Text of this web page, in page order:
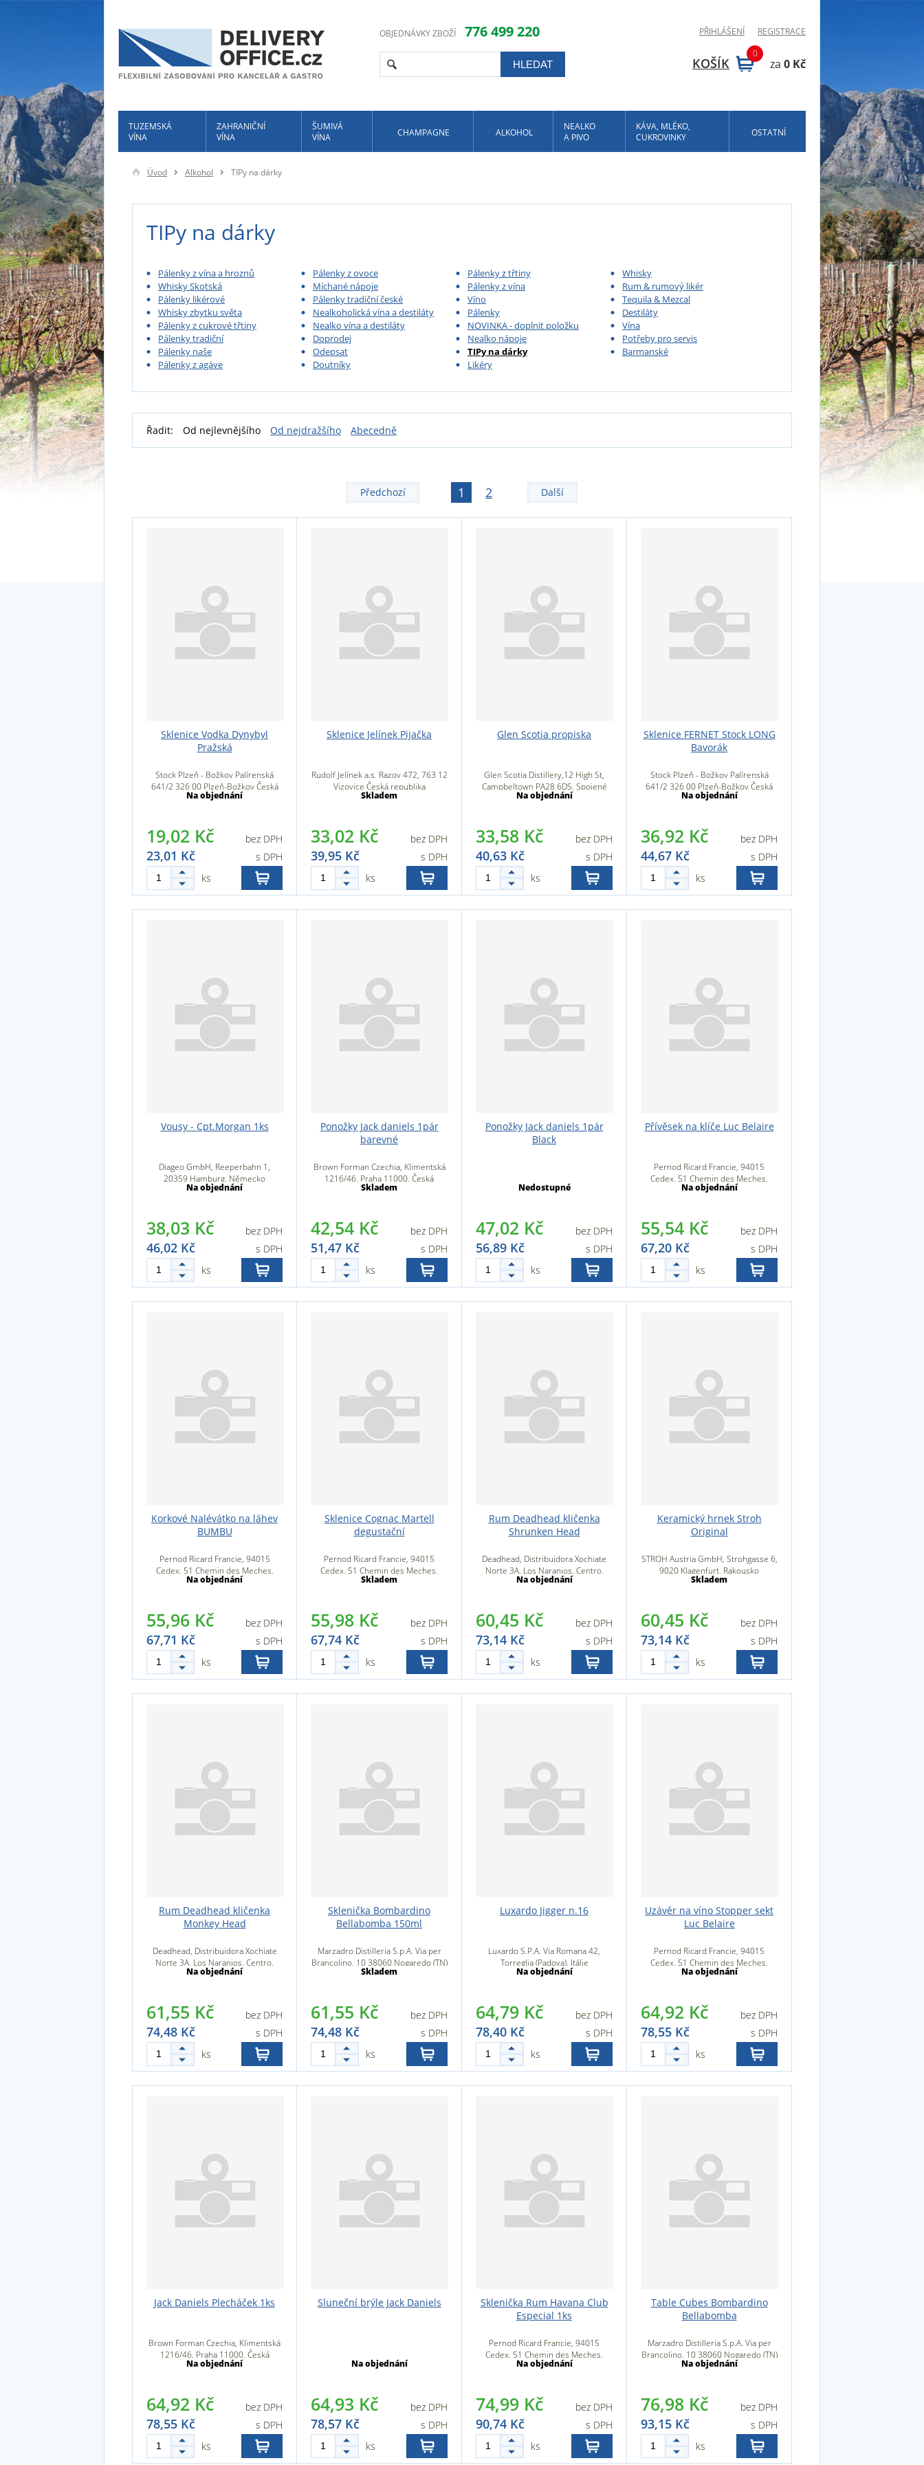
OBJEDNÁVKY ZBOŽÍ 776 499 220 PŘIHLÁŠENÍ REGISTRACE
KOŠÍK
0
za 0 Kč
TUZEMSKÁ
VÍNA
ZAHRANIČNÍ
VÍNA
ŠUMIVÁ
VÍNA
CHAMPAGNE ALKOHOL
NEALKO
A PIVO
KÁVA, MLÉKO,
CUKROVINKY
OSTATNÍ
Úvod Alkohol TIPy na dárky
TIPy na dárky
Pálenky z vína a hroznů
Whisky Skotská
Pálenky likérové
Whisky zbytku světa
Pálenky z cukrové třtiny
Pálenky tradiční
Pálenky naše
Pálenky z agáve
Pálenky z ovoce
Míchané nápoje
Pálenky tradiční české
Nealkoholická vína a destiláty
Nealko vína a destiláty
Doprodej
Odepsat
Doutníky
Pálenky z třtiny
Pálenky z vína
Víno
Pálenky
NOVINKA - doplnit položku
Nealko nápoje
TIPy na dárky
Likéry
Whisky
Rum & rumový likér
Tequila & Mezcal
Destiláty
Vína
Potřeby pro servis
Barmanské
Řadit: Od nejlevnějšího Od nejdražšího Abecedně
Předchozí 1 2 Další
Sklenice Vodka Dynybyl
Pražská
Stock Plzeň - Božkov Palírenská
641/2 326 00 Plzeň-Božkov Česká
republika
Na objednání
19,02 Kč bez DPH
23,01 Kč
s DPH
ks
Sklenice Jelínek Pijačka
Rudolf Jelínek a.s. Razov 472, 763 12
Vizovice Česká republika
Skladem
33,02 Kč bez DPH
39,95 Kč
s DPH
ks
Glen Scotia propiska
Glen Scotia Distillery,12 High St,
Campbeltown PA28 6DS, Spojené
království
Na objednání
33,58 Kč bez DPH
40,63 Kč
s DPH
ks
Sklenice FERNET Stock LONG
Bavorák
Stock Plzeň - Božkov Palírenská
641/2 326 00 Plzeň-Božkov Česká
republika
Na objednání
36,92 Kč bez DPH
44,67 Kč
s DPH
ks
Vousy - Cpt.Morgan 1ks
Diageo GmbH, Reeperbahn 1,
20359 Hamburg, Německo
Na objednání
38,03 Kč bez DPH
46,02 Kč
s DPH
ks
Ponožky Jack daniels 1pár
barevné
Brown Forman Czechia, Klimentská
1216/46, Praha 11000, Česká
republika
Skladem
42,54 Kč bez DPH
51,47 Kč
s DPH
ks
Ponožky Jack daniels 1pár
Black
Nedostupné
47,02 Kč bez DPH
56,89 Kč
s DPH
ks
Přívěsek na klíče Luc Belaire
Pernod Ricard Francie, 94015
Cedex, 51 Chemin des Meches,
94000 Créteil, Francie
Na objednání
55,54 Kč bez DPH
67,20 Kč
s DPH
ks
Korkové Nalévátko na láhev
BUMBU
Pernod Ricard Francie, 94015
Cedex, 51 Chemin des Meches,
94000 Créteil, Francie
Na objednání
55,96 Kč bez DPH
67,71 Kč
s DPH
ks
Sklenice Cognac Martell
degustační
Pernod Ricard Francie, 94015
Cedex, 51 Chemin des Meches,
94000 Créteil, Francie
Skladem
55,98 Kč bez DPH
67,74 Kč
s DPH
ks
Rum Deadhead kličenka
Shrunken Head
Deadhead, Distribuidora Xochiate
Norte 3A, Los Naranjos, Centro,
30700 Tapachula de Córdova y
Na objednání
60,45 Kč bez DPH
73,14 Kč
s DPH
ks
Keramický hrnek Stroh
Original
STROH Austria GmbH, Strohgasse 6,
9020 Klagenfurt, Rakousko
Skladem
60,45 Kč bez DPH
73,14 Kč
s DPH
ks
Rum Deadhead kličenka
Monkey Head
Deadhead, Distribuidora Xochiate
Norte 3A, Los Naranjos, Centro,
30700 Tapachula de Córdova y
Na objednání
61,55 Kč bez DPH
74,48 Kč
s DPH
ks
Sklenička Bombardino
Bellabomba 150ml
Marzadro Distilleria S.p.A. Via per
Brancolino, 10 38060 Nogaredo (TN)
Itálie
Skladem
61,55 Kč bez DPH
74,48 Kč
s DPH
ks
Luxardo Jigger n.16
Luxardo S.P.A. Via Romana 42,
Torreglia (Padova), Itálie
Na objednání
64,79 Kč bez DPH
78,40 Kč
s DPH
ks
Uzávěr na víno Stopper sekt
Luc Belaire
Pernod Ricard Francie, 94015
Cedex, 51 Chemin des Meches,
94000 Créteil, Francie
Na objednání
64,92 Kč bez DPH
78,55 Kč
s DPH
ks
Jack Daniels Plecháček 1ks
Brown Forman Czechia, Klimentská
1216/46, Praha 11000, Česká
republika
Na objednání
64,92 Kč bez DPH
78,55 Kč
s DPH
ks
Sluneční brýle Jack Daniels
Na objednání
64,93 Kč bez DPH
78,57 Kč
s DPH
ks
Sklenička Rum Havana Club
Especial 1ks
Pernod Ricard Francie, 94015
Cedex, 51 Chemin des Meches,
94000 Créteil, Francie
Na objednání
74,99 Kč bez DPH
90,74 Kč
s DPH
ks
Table Cubes Bombardino
Bellabomba
Marzadro Distilleria S.p.A. Via per
Brancolino, 10 38060 Nogaredo (TN)
Itálie
Na objednání
76,98 Kč bez DPH
93,15 Kč
s DPH
ks